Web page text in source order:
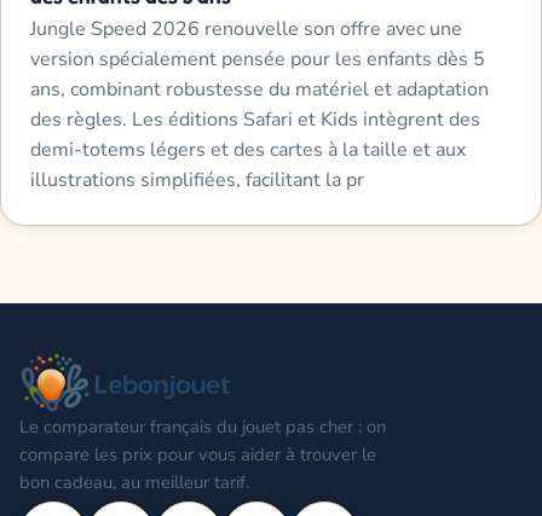
Jungle Speed 2026 renouvelle son offre avec une
version spécialement pensée pour les enfants dès 5
ans, combinant robustesse du matériel et adaptation
des règles. Les éditions Safari et Kids intègrent des
demi-totems légers et des cartes à la taille et aux
illustrations simplifiées, facilitant la pr
Le comparateur français du jouet pas cher : on
compare les prix pour vous aider à trouver le
bon cadeau, au meilleur tarif.